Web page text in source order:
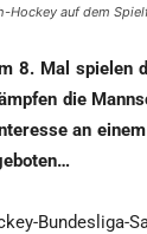
Hockey auf dem
8. Mal spie­len
die
an
Bun­des­li­ga-